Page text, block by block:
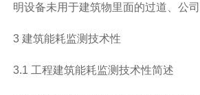
明设备未用于建筑物里面的过道、公
3 建筑能耗监测技术性
3.1 工程建筑能耗监测技术性简述